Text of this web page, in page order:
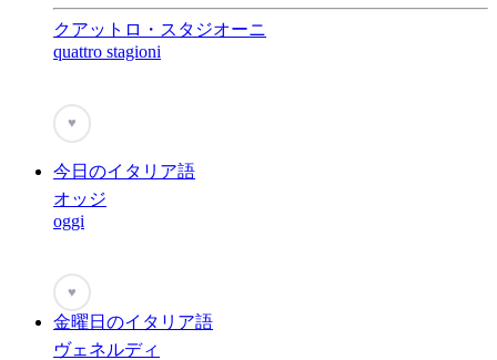
クアットロ・スタジオーニ
quattro stagioni
♥
今日のイタリア語
オッジ
oggi
♥
金曜日のイタリア語
ヴェネルディ